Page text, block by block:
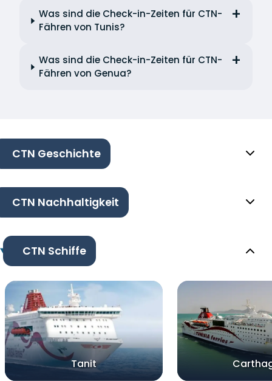
Was sind die Check-in-Zeiten für CTN-
Fähren von Tunis?
Was sind die Check-in-Zeiten für CTN-
Fähren von Genua?
CTN Geschichte
CTN Nachhaltigkeit
CTN Schiffe
Tanit